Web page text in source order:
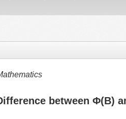
between Φ(B)